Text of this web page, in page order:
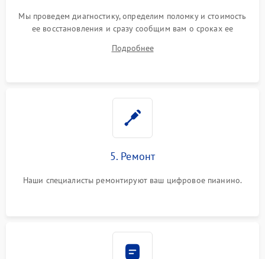
Мы проведем диагностику, определим поломку и стоимость
ее восстановления и сразу сообщим вам о сроках ее
Подробнее
5. Ремонт
Наши специалисты ремонтируют ваш цифровое пианино.